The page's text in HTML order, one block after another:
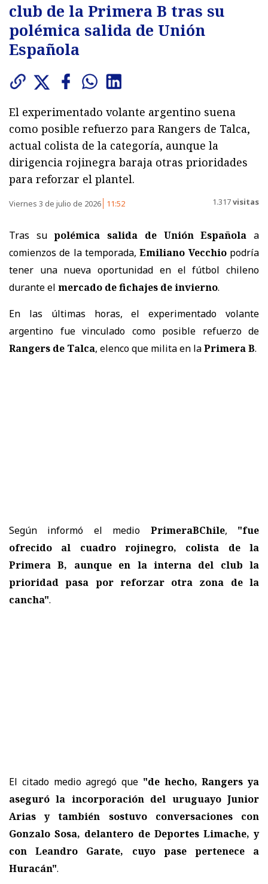
club de la Primera B tras su
polémica salida de Unión
Española
El experimentado volante argentino suena
como posible refuerzo para Rangers de Talca,
actual colista de la categoría, aunque la
dirigencia rojinegra baraja otras prioridades
para reforzar el plantel.
Viernes 3 de julio de 2026 11:52 1.317visitas
Tras supolémica salida de Unión Española a
comienzos de la temporada,Emiliano Vecchiopodría
tener una nueva oportunidad en el fútbol chileno
durante el mercado de fichajes de invierno.
En las últimas horas, el experimentado volante
argentino fue vinculado como posible refuerzo de
Rangers de Talca, elenco que milita en laPrimera B.
Según informó el medio PrimeraBChile, "fue
ofrecido al cuadro rojinegro, colista de la
Primera B, aunque en la interna del club la
prioridad pasa por reforzar otra zona de la
cancha".
El citado medio agregó que "de hecho, Rangers ya
aseguró la incorporación del uruguayo Junior
Arias y también sostuvo conversaciones con
Gonzalo Sosa, delantero de Deportes Limache, y
con Leandro Garate, cuyo pase pertenece a
Huracán".